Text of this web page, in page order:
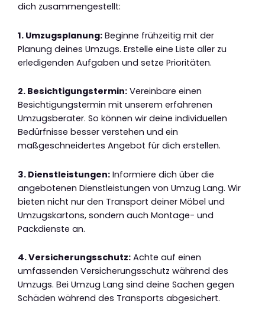
dich zusammengestellt:
1. Umzugsplanung: Beginne frühzeitig mit der
Planung deines Umzugs. Erstelle eine Liste aller zu
erledigenden Aufgaben und setze Prioritäten.
2. Besichtigungstermin: Vereinbare einen
Besichtigungstermin mit unserem erfahrenen
Umzugsberater. So können wir deine individuellen
Bedürfnisse besser verstehen und ein
maßgeschneidertes Angebot für dich erstellen.
3. Dienstleistungen: Informiere dich über die
angebotenen Dienstleistungen von Umzug Lang. Wir
bieten nicht nur den Transport deiner Möbel und
Umzugskartons, sondern auch Montage- und
Packdienste an.
4. Versicherungsschutz: Achte auf einen
umfassenden Versicherungsschutz während des
Umzugs. Bei Umzug Lang sind deine Sachen gegen
Schäden während des Transports abgesichert.